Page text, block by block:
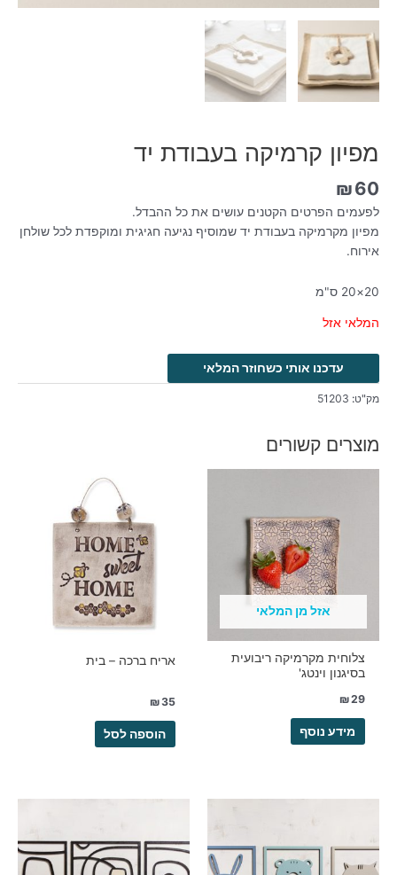
מפיון קרמיקה בעבודת יד
₪60
לפעמים הפרטים הקטנים עושים את כל ההבדל.
מפיון מקרמיקה בעבודת יד שמוסיף נגיעה חגיגית ומוקפדת לכל שולחן
אירוח.
20×20 ס"מ
המלאי אזל
עדכנו אותי כשחוזר המלאי
מק"ט: 51203
מוצרים קשורים
אזל מן המלאי
צלוחית מקרמיקה ריבועית
בסיגנון וינטג'
₪29
מידע נוסף
אריח ברכה – בית
₪35
הוספה לסל